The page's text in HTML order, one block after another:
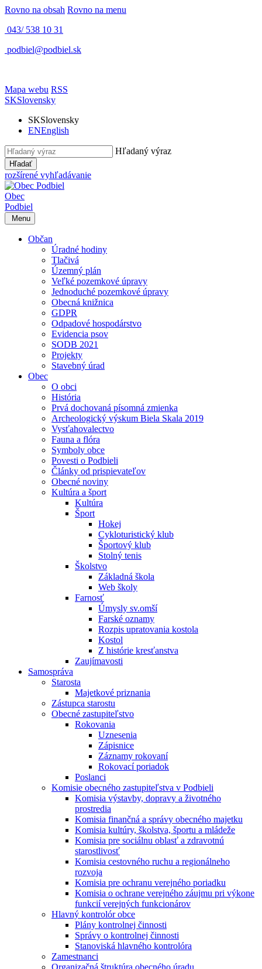
Rovno na obsah Rovno na menu
043/ 538 10 31
podbiel@podbiel.sk
Mapa webu RSS
SKSlovensky
SKSlovensky
ENEnglish
Hľadaný výraz
Hľadať
rozšírené vyhľadávanie
Obec
Podbiel
Menu
Občan
Úradné hodiny
Tlačivá
Územný plán
Veľké pozemkové úpravy
Jednoduché pozemkové úpravy
Obecná knižnica
GDPR
Odpadové hospodárstvo
Evidencia psov
SODB 2021
Projekty
Stavebný úrad
Obec
O obci
História
Prvá dochovaná písomná zmienka
Archeologický výskum Biela Skala 2019
Vysťahovalectvo
Fauna a flóra
Symboly obce
Povesti o Podbieli
Články od prispievateľov
Obecné noviny
Kultúra a šport
Kultúra
Šport
Hokej
Cykloturistický klub
Športový klub
Stolný tenis
Školstvo
Základná škola
Web školy
Farnosť
Úmysly sv.omší
Farské oznamy
Rozpis upratovania kostola
Kostol
Z histórie kresťanstva
Zaujímavosti
Samospráva
Starosta
Majetkové priznania
Zástupca starostu
Obecné zastupiteľstvo
Rokovania
Uznesenia
Zápisnice
Záznamy rokovaní
Rokovací poriadok
Poslanci
Komisie obecného zastupiteľstva v Podbieli
Komisia výstavby, dopravy a životného
prostredia
Komisia finančná a správy obecného majetku
Komisia kultúry, školstva, športu a mládeže
Komisia pre sociálnu oblasť a zdravotnú
starostlivosť
Komisia cestovného ruchu a regionálneho
rozvoja
Komisia pre ochranu verejného poriadku
Komisia o ochrane verejného záujmu pri výkone
funkcií verejných funkcionárov
Hlavný kontrolór obce
Plány kontrolnej činnosti
Správy o kontrolnej činnosti
Stanoviská hlavného kontrolóra
Zamestnanci
Organizačná štruktúra obecného úradu